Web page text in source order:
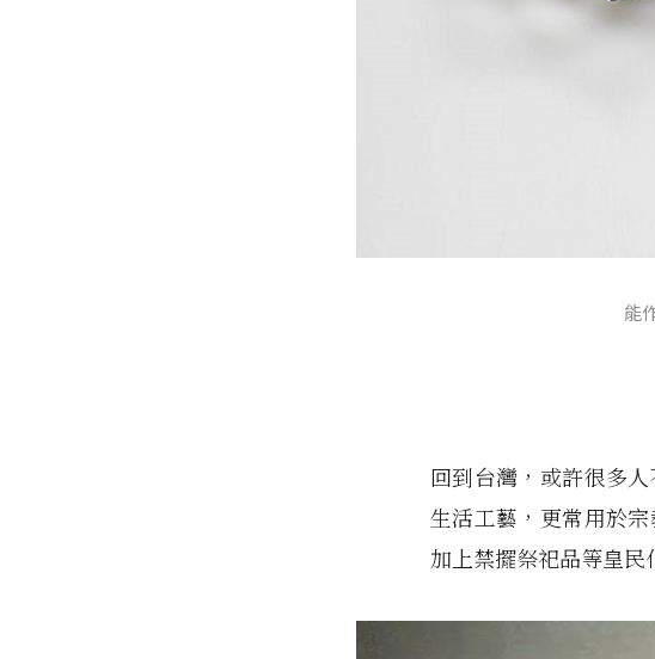
能
回到台灣，或許很多
生活工藝，更常用於
加上禁擺祭祀品等皇民